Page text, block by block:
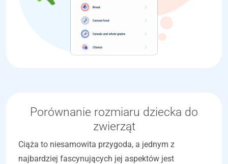
Porównanie rozmiaru dziecka do
zwierząt
Ciąża to niesamowita przygoda, a jednym z
najbardziej fascynujących jej aspektów jest